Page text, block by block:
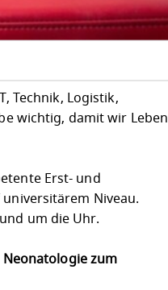
Technik, Logistik,
wichtig, damit wir Leben
Erst- und
Niveau.
um die Uhr.
zum